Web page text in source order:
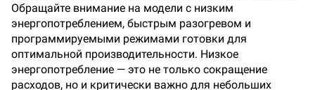
Обращайте внимание на модели с низким
энергопотреблением, быстрым разогревом и
программируемыми режимами готовки для
оптимальной производительности. Низкое
энергопотребление — это не только сокращение
расходов, но и критически важно для небольших